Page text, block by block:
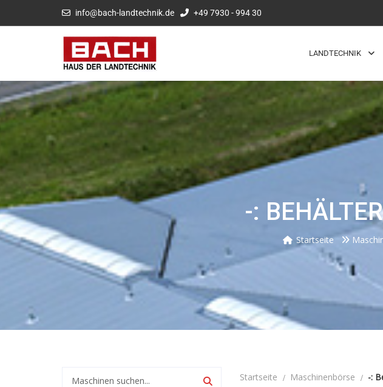
info@bach-landtechnik.de +49 7930 - 994 30
LANDTECHNIK
-:
Startseite
Startseite Maschinenbörse -: